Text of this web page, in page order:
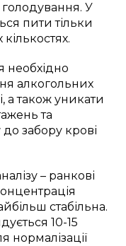
У
пити тільки
необхідно
алкогольних
а також уникати
та
забору крові
– ранкові
стабільна.
10-15
нормалізації